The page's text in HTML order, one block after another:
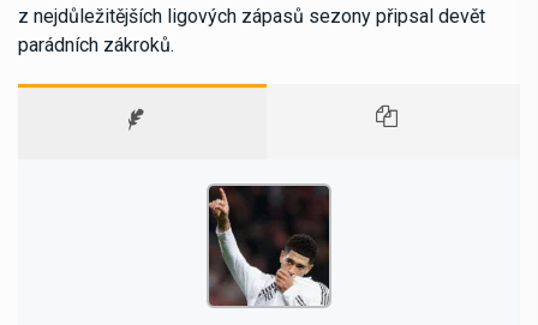
z nejdůležitějších ligových zápasů sezony připsal devět
parádních zákroků.